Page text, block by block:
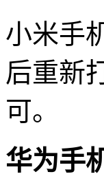
小米手
后重新
可。
华为手